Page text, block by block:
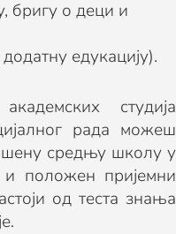
бригу о деци и
едукацију).
студија
рада можеш
средњу школу у
положен пријемни
од теста знања